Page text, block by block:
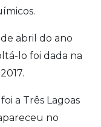
abril do ano
lo foi dada na
a Três Lagoas
no